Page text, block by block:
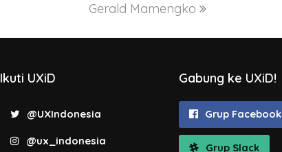
Gerald Mamengko
Ikuti UXiD
@UXIndonesia
@ux_indonesia
Gabung ke UXiD!
Grup Facebook
Grup Slack